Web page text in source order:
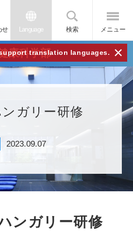
せ Language 検索 メニュー
translation languages. ×
康科学部
ガリー研修
2023.09.07
ンガリー研修